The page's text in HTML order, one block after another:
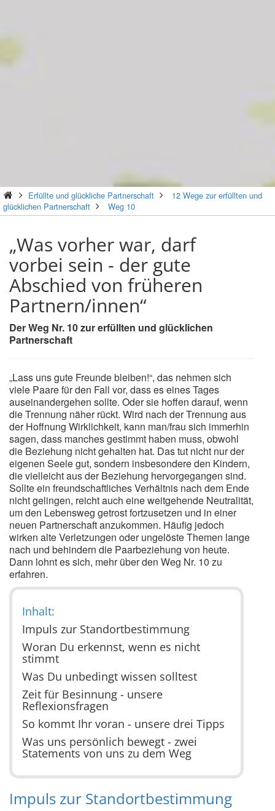
Erfüllte und glückliche Partnerschaft
12 Wege zur erfüllten und
glücklichen Partnerschaft
Weg 10
„Was vorher war, darf
vorbei sein - der gute
Abschied von früheren
Partnern/innen“
Der Weg Nr. 10 zur erfüllten und glücklichen
Partnerschaft
„Lass uns gute Freunde bleiben!“, das nehmen sich
viele Paare für den Fall vor, dass es eines Tages
auseinandergehen sollte. Oder sie hoffen darauf, wenn
die Trennung näher rückt. Wird nach der Trennung aus
der Hoffnung Wirklichkeit, kann man/frau sich immerhin
sagen, dass manches gestimmt haben muss, obwohl
die Beziehung nicht gehalten hat. Das tut nicht nur der
eigenen Seele gut, sondern insbesondere den Kindern,
die vielleicht aus der Beziehung hervorgegangen sind.
Sollte ein freundschaftliches Verhältnis nach dem Ende
nicht gelingen, reicht auch eine weitgehende Neutralität,
um den Lebensweg getrost fortzusetzen und in einer
neuen Partnerschaft anzukommen. Häufig jedoch
wirken alte Verletzungen oder ungelöste Themen lange
nach und behindern die Paarbeziehung von heute.
Dann lohnt es sich, mehr über den Weg Nr. 10 zu
erfahren.
Inhalt:
Impuls zur Standortbestimmung
Woran Du erkennst, wenn es nicht
stimmt
Was Du unbedingt wissen solltest
Zeit für Besinnung - unsere
Reflexionsfragen
So kommt Ihr voran - unsere drei Tipps
Was uns persönlich bewegt - zwei
Statements von uns zu dem Weg
Impuls zur Standortbestimmung